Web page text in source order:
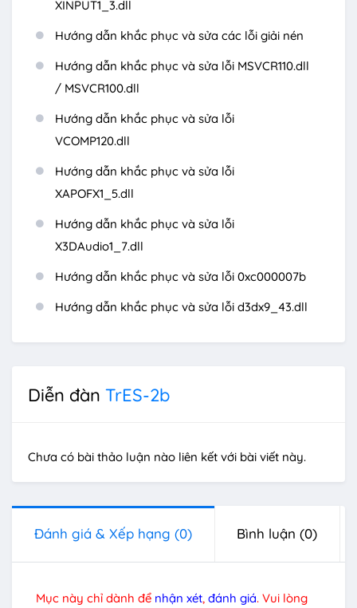
XINPUT1_3.dll
Hướng dẫn khắc phục và sửa các lỗi giải nén
Hướng dẫn khắc phục và sửa lỗi MSVCR110.dll
/ MSVCR100.dll
Hướng dẫn khắc phục và sửa lỗi
VCOMP120.dll
Hướng dẫn khắc phục và sửa lỗi
XAPOFX1_5.dll
Hướng dẫn khắc phục và sửa lỗi
X3DAudio1_7.dll
Hướng dẫn khắc phục và sửa lỗi 0xc000007b
Hướng dẫn khắc phục và sửa lỗi d3dx9_43.dll
Diễn đàn TrES-2b
Chưa có bài thảo luận nào liên kết với bài viết này.
Đánh giá & Xếp hạng (0) Bình luận (0)
Mục này chỉ dành để nhận xét, đánh giá. Vui lòng